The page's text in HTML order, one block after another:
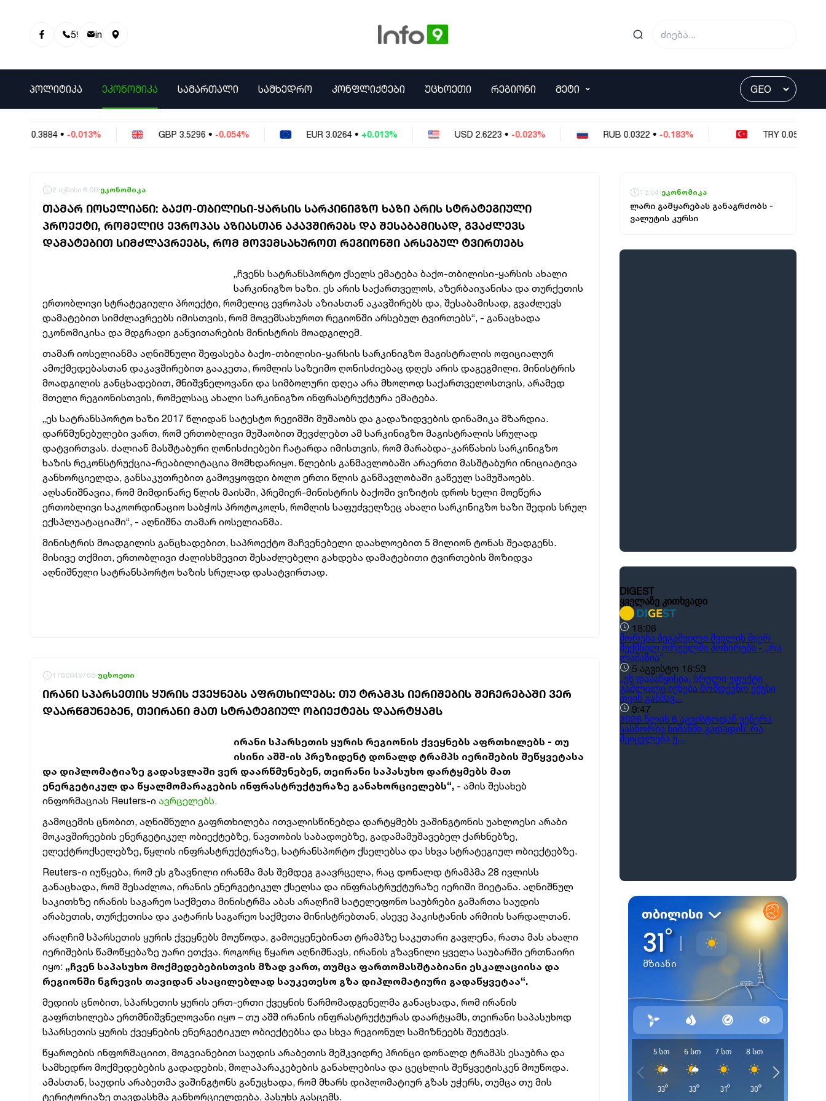
595 01 81 00info@info9.ge
ᲞᲝᲚᲘᲢᲘᲙᲐ ᲔᲙᲝᲜᲝᲛᲘᲙᲐ ᲡᲐᲛᲐᲠᲗᲐᲚᲘ ᲡᲐᲛᲮᲔᲓᲠᲝ ᲙᲝᲜᲤᲚᲘᲥᲢᲔᲑᲘ ᲣᲪᲮᲝᲔᲗᲘ ᲠᲔᲒᲘᲝᲜᲘ ᲛᲔᲢᲘ
0.3884 • -0.013% GBP 3.5296 • -0.054% EUR 3.0264 • +0.013% USD 2.6223 • -0.023% RUB 0.0322 • -0.183% TRY 0.0551 • 0%
2 ივნისი 8:00 ეკონომიკა
ᲗᲐᲛᲐᲠ ᲘᲝᲡᲔᲚᲘᲐᲜᲘ: ᲑᲐᲥᲝ-ᲗᲑᲘᲚᲘᲡᲘ-ᲧᲐᲠᲡᲘᲡ ᲡᲐᲠᲙᲘᲜᲘᲒᲖᲝ ᲮᲐᲖᲘ ᲐᲠᲘᲡ ᲡᲢᲠᲐᲢᲔᲒᲘᲣᲚᲘ
ᲞᲠᲝᲔᲥᲢᲘ, ᲠᲝᲛᲔᲚᲘᲪ ᲔᲕᲠᲝᲞᲐᲡ ᲐᲖᲘᲐᲡᲗᲐᲜ ᲐᲙᲐᲕᲨᲘᲠᲔᲑᲡ ᲓᲐ ᲨᲔᲡᲐᲑᲐᲛᲘᲡᲐᲓ, ᲒᲕᲐᲫᲚᲔᲕᲡ
ᲓᲐᲛᲐᲢᲔᲑᲘᲗ ᲡᲘᲛᲫᲚᲐᲕᲠᲔᲔᲑᲡ, ᲠᲝᲛ ᲛᲝᲕᲔᲛᲡᲐᲮᲣᲠᲝᲗ ᲠᲔᲒᲘᲝᲜᲨᲘ ᲐᲠᲡᲔᲑᲣᲚ ᲢᲕᲘᲠᲗᲔᲑᲡ
„ჩვენს სატრანსპორტო ქსელს ემატება ბაქო-თბილისი-ყარსის ახალი
სარკინიგზო ხაზი. ეს არის საქართველოს, აზერბაიჯანისა და თურქეთის
ერთობლივი სტრატეგიული პროექტი, რომელიც ევროპას აზიასთან აკავშირებს და, შესაბამისად, გვაძლევს
დამატებით სიმძლავრეებს იმისთვის, რომ მოვემსახუროთ რეგიონში არსებულ ტვირთებს“, - განაცხადა
ეკონომიკისა და მდგრადი განვითარების მინისტრის მოადგილემ.
თამარ იოსელიანმა აღნიშნული შეფასება ბაქო-თბილისი-ყარსის სარკინიგზო მაგისტრალის ოფიციალურ
ამოქმედებასთან დაკავშირებით გააკეთა, რომლის საზეიმო ღონისძიებაც დღეს არის დაგეგმილი. მინისტრის
მოადგილის განცხადებით, მნიშვნელოვანი და სიმბოლური დღეა არა მხოლოდ საქართველოსთვის, არამედ
მთელი რეგიონისთვის, რომელსაც ახალი სარკინიგზო ინფრასტრუქტურა ემატება.
„ეს სატრანსპორტო ხაზი 2017 წლიდან სატესტო რეჟიმში მუშაობს და გადაზიდვების დინამიკა მზარდია.
დარწმუნებულები ვართ, რომ ერთობლივი მუშაობით შევძლებთ ამ სარკინიგზო მაგისტრალის სრულად
დატვირთვას. ძალიან მასშტაბური ღონისძიებები ჩატარდა იმისთვის, რომ მარაბდა-კარწახის სარკინიგზო
ხაზის რეკონსტრუქცია-რეაბილიტაცია მომხდარიყო. წლების განმავლობაში არაერთი მასშტაბური ინიციატივა
განხორციელდა, განსაკუთრებით გამოვყოფდი ბოლო ერთი წლის განმავლობაში გაწეულ სამუშაოებს.
აღსანიშნავია, რომ მიმდინარე წლის მაისში, პრემიერ-მინისტრის ბაქოში ვიზიტის დროს ხელი მოეწერა
ერთობლივი საკოორდინაციო საბჭოს პროტოკოლს, რომლის საფუძველზეც ახალი სარკინიგზო ხაზი შედის სრულ
ექსპლუატაციაში“, - აღნიშნა თამარ იოსელიანმა.
მინისტრის მოადგილის განცხადებით, საპროექტო მაჩვენებელი დაახლოებით 5 მილიონ ტონას შეადგენს.
მისივე თქმით, ერთობლივი ძალისხმევით შესაძლებელი გახდება დამატებითი ტვირთების მოზიდვა
აღნიშნული სატრანსპორტო ხაზის სრულად დასატვირთად.
1786049765 უცხოეთი
ᲘᲠᲐᲜᲘ ᲡᲞᲐᲠᲡᲔᲗᲘᲡ ᲧᲣᲠᲘᲡ ᲥᲕᲔᲧᲜᲔᲑᲡ ᲐᲤᲠᲗᲮᲘᲚᲔᲑᲡ: ᲗᲣ ᲢᲠᲐᲛᲞᲡ ᲘᲔᲠᲘᲨᲔᲑᲘᲡ ᲨᲔᲩᲔᲠᲔᲑᲐᲨᲘ ᲕᲔᲠ
ᲓᲐᲐᲠᲬᲛᲣᲜᲔᲑᲔᲜ, ᲗᲔᲘᲠᲐᲜᲘ ᲛᲐᲗ ᲡᲢᲠᲐᲢᲔᲒᲘᲣᲚ ᲝᲑᲘᲔᲥᲢᲔᲑᲡ ᲓᲐᲐᲠᲢᲧᲐᲛᲡ
ირანი სპარსეთის ყურის რეგიონის ქვეყნებს აფრთხილებს - თუ
ისინი აშშ-ის პრეზიდენტ დონალდ ტრამპს იერიშების შეწყვეტასა
და დიპლომატიაზე გადასვლაში ვერ დაარწმუნებენ, თეირანი საპასუხო დარტყმებს მათ
ენერგეტიკულ და წყალმომარაგების ინფრასტრუქტურაზე განახორციელებს“, - ამის შესახებ
ინფორმაციას Reuters-ი ავრცელებს.
გამოცემის ცნობით, აღნიშნული გაფრთხილება ითვალისწინებდა დარტყმებს ვაშინგტონის უახლოესი არაბი
მოკავშირეების ენერგეტიკულ ობიექტებზე, ნავთობის საბადოებზე, გადამამუშავებელ ქარხნებზე,
ელექტროქსელებზე, წყლის ინფრასტრუქტურაზე, სატრანსპორტო ქსელებსა და სხვა სტრატეგიულ ობიექტებზე.
Reuters-ი იუწყება, რომ ეს გზავნილი ირანმა მას შემდეგ გაავრცელა, რაც დონალდ ტრამპმა 28 ივლისს
განაცხადა, რომ შესაძლოა, ირანის ენერგეტიკულ ქსელსა და ინფრასტრუქტურაზე იერიში მიეტანა. აღნიშნულ
საკითხზე ირანის საგარეო საქმეთა მინისტრმა აბას არაღჩიმ სატელეფონო საუბრები გამართა საუდის
არაბეთის, თურქეთისა და კატარის საგარეო საქმეთა მინისტრებთან, ასევე პაკისტანის არმიის სარდალთან.
არაღჩიმ სპარსეთის ყურის ქვეყნებს მოუწოდა, გამოეყენებინათ ტრამპზე საკუთარი გავლენა, რათა მას ახალი
იერიშების წამოწყებაზე უარი ეთქვა. როგორც წყარო აღნიშნავს, ირანის გზავნილი ყველა საუბარში ერთნაირი
იყო: „ჩვენ საპასუხო მოქმედებებისთვის მზად ვართ, თუმცა ფართომასშტაბიანი ესკალაციისა და
რეგიონში ნგრევის თავიდან ასაცილებლად საუკეთესო გზა დიპლომატიური გადაწყვეტაა“.
მედიის ცნობით, სპარსეთის ყურის ერთ-ერთი ქვეყნის წარმომადგენელმა განაცხადა, რომ ირანის
გაფრთხილება ერთმნიშვნელოვანი იყო – თუ აშშ ირანის ინფრასტრუქტურას დაარტყამს, თეირანი საპასუხოდ
სპარსეთის ყურის ქვეყნების ენერგეტიკულ ობიექტებსა და სხვა რეგიონულ სამიზნეებს შეუტევს.
წყაროების ინფორმაციით, მოგვიანებით საუდის არაბეთის მემკვიდრე პრინცი დონალდ ტრამპს ესაუბრა და
სამხედრო მოქმედებების გადადების, მოლაპარაკებების განახლებისა და ცეცხლის შეწყვეტისკენ მოუწოდა.
ამასთან, საუდის არაბეთმა ვაშინგტონს განუცხადა, რომ მხარს დიპლომატიურ გზას უჭერს, თუმცა თუ მის
ტერიტორიაზე თავდასხმა განხორციელდება, პასუხს გასცემს.
13:04 ეკონომიკა
ლარი გამყარებას განაგრძობს -
ვალუტის კურსი